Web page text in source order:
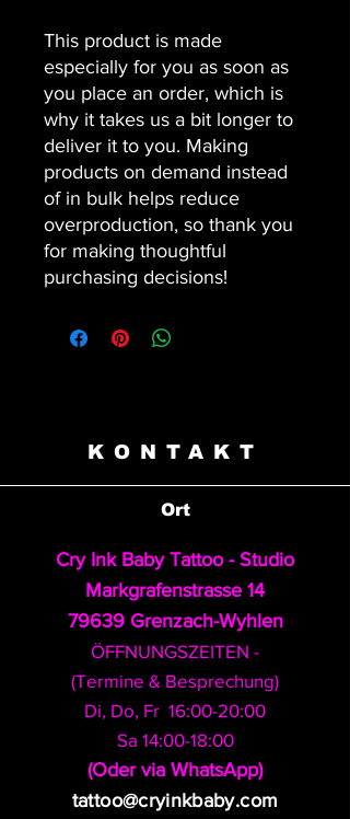
This product is made
especially for you as soon as
you place an order, which is
why it takes us a bit longer to
deliver it to you. Making
products on demand instead
of in bulk helps reduce
overproduction, so thank you
for making thoughtful
purchasing decisions!
KONTAKT
Ort
Cry Ink Baby Tattoo - Studio
Markgrafenstrasse 14
79639 Grenzach-Wyhlen
ÖFFNUNGSZEITEN -
(Termine & Besprechung)
Di, Do, Fr 16:00-20:00
Sa 14:00-18:00
​(Oder via WhatsApp)
tattoo@cryinkbaby.com